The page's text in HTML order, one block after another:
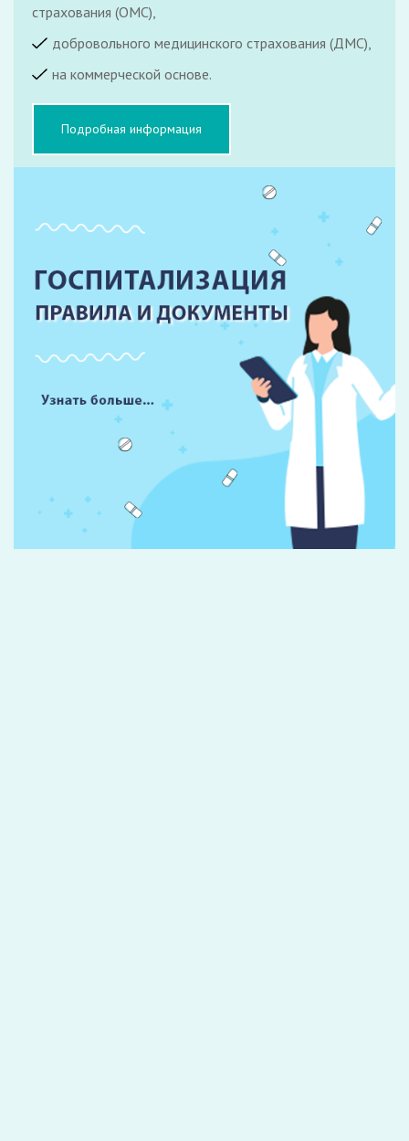
страхования (ОМС),
добровольного медицинского страхования (ДМС),
на коммерческой основе.
Подробная информация
Форма записи на прием
ФИО: